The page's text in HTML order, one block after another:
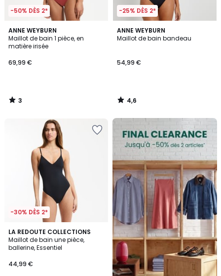
-50% DÈS 2*
ANNE WEYBURN
Maillot de bain 1 pièce, en
matière irisée
69,99 €
3
/
5
3
/
-25% DÈS 2*
ANNE WEYBURN
Maillot de bain bandeau
54,99 €
4,6
/ 5
4,6
/
-30% DÈS 2*
LA REDOUTE COLLECTIONS
Maillot de bain une pièce,
ballerine, Essentiel
44,99 €
4
/
5
FINAL
CLEARANCE